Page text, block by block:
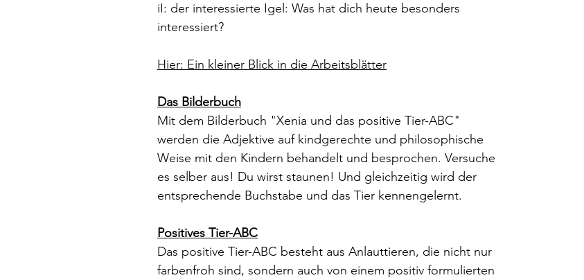
iI: der interessierte Igel: Was hat dich heute besonders
interessiert?
Hier: Ein kleiner Blick in die Arbeitsblätter
Das Bilderbuch
Mit dem Bilderbuch "Xenia und das positive Tier-ABC"
werden die Adjektive auf kindgerechte und philosophische
Weise mit den Kindern behandelt und besprochen. Versuche
es selber aus! Du wirst staunen! Und gleichzeitig wird der
entsprechende Buchstabe und das Tier kennengelernt.
Positives Tier-ABC
Das positive Tier-ABC besteht aus Anlauttieren, die nicht nur
farbenfroh sind, sondern auch von einem positiv formulierten